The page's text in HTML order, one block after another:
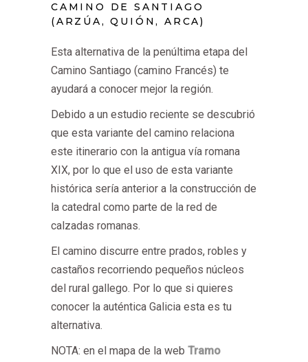
CAMINO DE SANTIAGO
(ARZÚA, QUIÓN, ARCA)
Esta alternativa de la penúltima etapa del
Camino Santiago (camino Francés) te
ayudará a conocer mejor la región.
Debido a un estudio reciente se descubrió
que esta variante del camino relaciona
este itinerario con la antigua vía romana
XIX, por lo que el uso de esta variante
histórica sería anterior a la construcción de
la catedral como parte de la red de
calzadas romanas.
El camino discurre entre prados, robles y
castaños recorriendo pequeños núcleos
del rural gallego. Por lo que si quieres
conocer la auténtica Galicia esta es tu
alternativa.
NOTA: en el mapa de la web Tramo